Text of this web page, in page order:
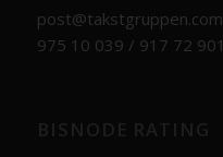
post@takstgruppen.com
975 10 039 / 917 72 901